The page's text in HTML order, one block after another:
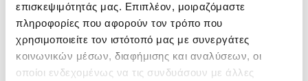
επισκεψιμότητάς μας. Επιπλέον, μοιραζόμαστε
πληροφορίες που αφορούν τον τρόπο που
χρησιμοποιείτε τον ιστότοπό μας με συνεργάτες
κοινωνικών μέσων, διαφήμισης και αναλύσεων, οι
οποίοι ενδεχομένως να τις συνδυάσουν με άλλες
163 hp 1300cc
SUV/Crossover/4X4
A. Ismailos SA, KOROPI N. ATTICA 19400